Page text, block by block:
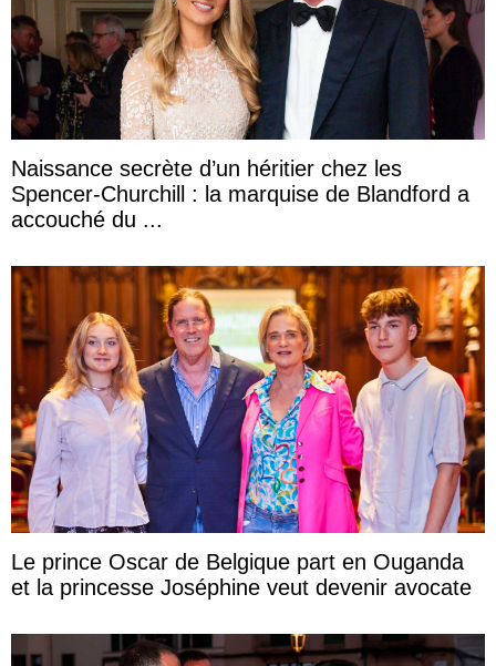
Naissance secrète d’un héritier chez les
Spencer-Churchill : la marquise de Blandford a
accouché du ...
Le prince Oscar de Belgique part en Ouganda
et la princesse Joséphine veut devenir avocate